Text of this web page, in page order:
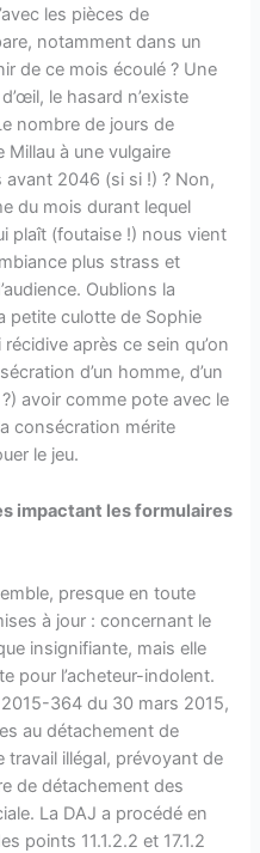
les pièces de
notamment dans un
de ce mois écoulé ? Une
le hasard n’existe
nombre de jours de
à une vulgaire
avant 2046 (si si !) ? Non,
du mois durant lequel
plaît (foutaise !) nous vient
plus strass et
Oublions la
petite culotte de Sophie
après ce sein qu’on
d’un homme, d’un
avoir comme pote avec le
consécration mérite
le jeu.
impactant les formulaires
presque en toute
à jour : concernant le
insignifiante, mais elle
pour l’acheteur-indolent.
364 du 30 mars 2015,
au détachement de
travail illégal, prévoyant de
de détachement des
La DAJ a procédé en
points 11.1.2.2 et 17.1.2